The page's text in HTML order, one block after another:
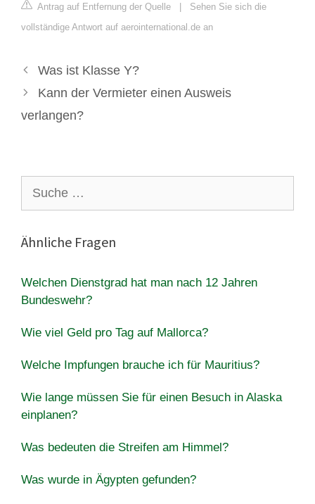
Antrag auf Entfernung der Quelle | Sehen Sie sich die
vollständige Antwort auf aerointernational.de an
Was ist Klasse Y?
Kann der Vermieter einen Ausweis
verlangen?
nach:
Ähnliche Fragen
Welchen Dienstgrad hat man nach 12 Jahren
Bundeswehr?
Wie viel Geld pro Tag auf Mallorca?
Welche Impfungen brauche ich für Mauritius?
Wie lange müssen Sie für einen Besuch in Alaska
einplanen?
Was bedeuten die Streifen am Himmel?
Was wurde in Ägypten gefunden?